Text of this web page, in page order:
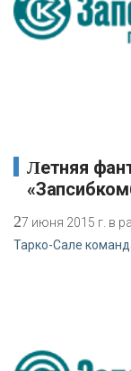
Летняя фантазия ямальцев -
27 июня 2015 г. в
Тарко-Сале